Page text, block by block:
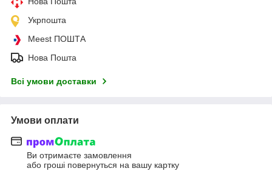
Укрпошта
Meest ПОШТА
Нова Пошта
Всі умови доставки
Умови оплати
Ви отримаєте замовлення
або гроші повернуться на вашу картку